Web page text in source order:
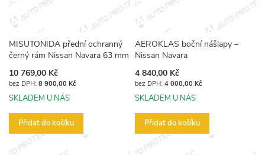
MISUTONIDA přední ochranný
černý rám Nissan Navara 63 mm
10 769,00 Kč
8 900,00 Kč
SKLADEM U NÁS
Přidat do košíku
AEROKLAS boční nášlapy –
Nissan Navara
4 840,00 Kč
4 000,00 Kč
SKLADEM U NÁS
Přidat do košíku